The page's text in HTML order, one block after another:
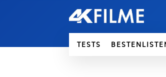
TESTS